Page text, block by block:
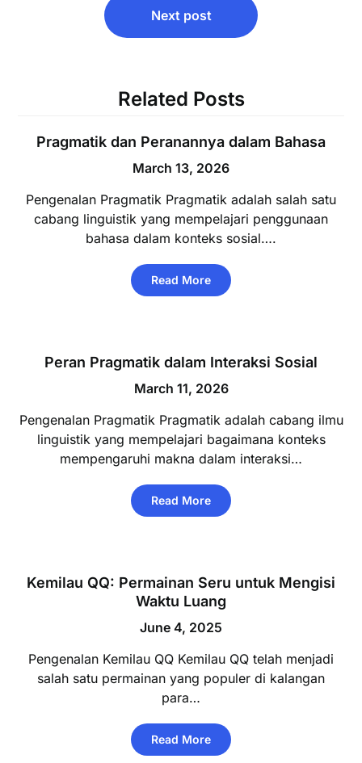
Next post
Related Posts
Pragmatik dan Peranannya dalam Bahasa
March 13, 2026
Pengenalan Pragmatik Pragmatik adalah salah satu
cabang linguistik yang mempelajari penggunaan
bahasa dalam konteks sosial….
Read More
Peran Pragmatik dalam Interaksi Sosial
March 11, 2026
Pengenalan Pragmatik Pragmatik adalah cabang ilmu
linguistik yang mempelajari bagaimana konteks
mempengaruhi makna dalam interaksi…
Read More
Kemilau QQ: Permainan Seru untuk Mengisi
Waktu Luang
June 4, 2025
Pengenalan Kemilau QQ Kemilau QQ telah menjadi
salah satu permainan yang populer di kalangan
para…
Read More